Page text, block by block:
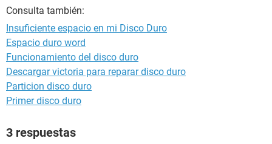
Consulta también:
Insuficiente espacio en mi Disco Duro
Espacio duro word
Funcionamiento del disco duro
Descargar victoria para reparar disco duro
Particion disco duro
Primer disco duro
3 respuestas